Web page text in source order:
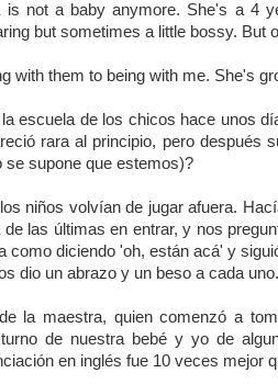
is not a baby anymore. She's a 4
but sometimes a little bossy. But
with them to being with me. She's
escuela de los chicos hace unos
rara al principio, pero después
se supone que estemos)?
niños volvían de jugar afuera.
de las últimas en entrar, y nos
como diciendo 'oh, están acá' y
dio un abrazo y un beso a cada uno.
la maestra, quien comenzó a
de nuestra bebé y yo de
en inglés fue 10 veces mejor